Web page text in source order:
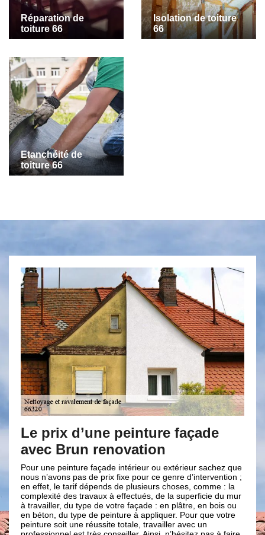
Réparation de
toiture 66
Isolation de toiture
66
Etanchéité de
toiture 66
prix d’une peinture façade
Brun renovation
une peinture façade intérieur ou extérieur sachez que
n’avons pas de prix fixe pour ce genre d’intervention ;
le tarif dépends de plusieurs choses, comme : la
des travaux à effectués, de la superficie du mur
du type de votre façade : en plâtre, en bois ou
du type de peinture à appliquer. Pour que votre
soit une réussite totale, travailler avec un
Le
Notre
équipe
façade dans
est
design et
entretien à
toujours